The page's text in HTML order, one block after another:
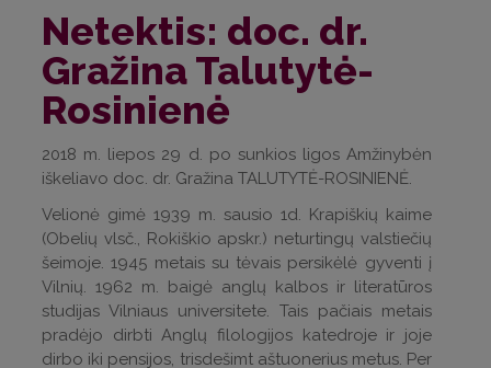
Netektis: doc. dr.
Gražina Talutytė-
Rosinienė
2018 m. liepos 29 d. po sunkios ligos Amžinybėn
iškeliavo doc. dr. Gražina TALUTYTĖ-ROSINIENĖ.
Velionė gimė 1939 m. sausio 1d. Krapiškių kaime
(Obelių vlsč., Rokiškio apskr.) neturtingų valstiečių
šeimoje. 1945 metais su tėvais persikėlė gyventi į
Vilnių. 1962 m. baigė anglų kalbos ir literatūros
studijas Vilniaus universitete. Tais pačiais metais
pradėjo dirbti Anglų filologijos katedroje ir joje
dirbo iki pensijos, trisdešimt aštuonerius metus. Per